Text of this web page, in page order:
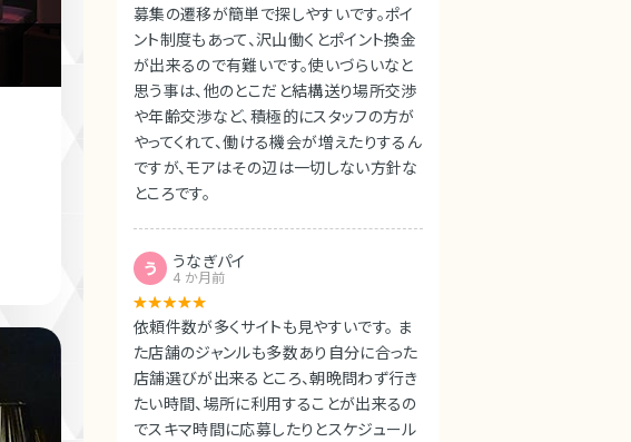
募集の遷移が簡単で探しやすいです。ポイ
ント制度もあって、沢山働くとポイント換金
が出来るので有難いです。使いづらいなと
思う事は、他のとこだと結構送り場所交渉
や年齢交渉など、積極的にスタッフの方が
やってくれて、働ける機会が増えたりするん
ですが、モアはその辺は一切しない方針な
ところです。
う うなぎパイ
4 か月前
依頼件数が多くサイトも見やすいです。 ま
た店舗のジャンルも多数あり自分に合った
店舗選びが出来るところ、朝晩問わず行き
たい時間、場所に利用することが出来るの
でスキマ時間に応募したりとスケジュール